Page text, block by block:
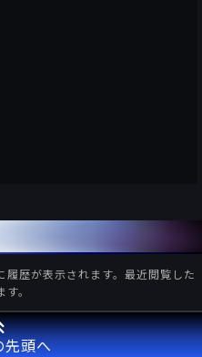
歴が表示されます。最近閲覧した
。
先頭へ